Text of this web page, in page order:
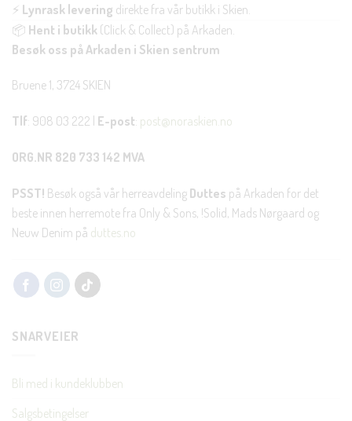
⚡ Lynrask levering direkte fra vår butikk i Skien.
📦 Hent i butikk (Click & Collect) på Arkaden.
Besøk oss på Arkaden i Skien sentrum
Bruene 1, 3724 SKIEN
Tlf: 908 03 222 | E-post: post@noraskien.no
ORG.NR 820 733 142 MVA
PSST! Besøk også vår herreavdeling Duttes på Arkaden for det
beste innen herremote fra Only & Sons, !Solid, Mads Nørgaard og
Neuw Denim på duttes.no
SNARVEIER
Bli med i kundeklubben
Salgsbetingelser